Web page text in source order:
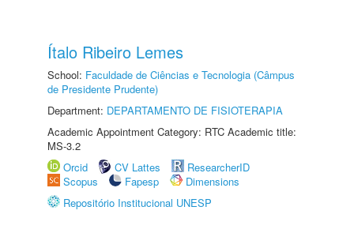
Ítalo Ribeiro Lemes
School: Faculdade de Ciências e Tecnologia (Câmpus
de Presidente Prudente)
Department: DEPARTAMENTO DE FISIOTERAPIA
Academic Appointment Category: RTC Academic title:
MS-3.2
Orcid
CV Lattes
ResearcherID
Scopus
Fapesp
Dimensions
Repositório Institucional UNESP